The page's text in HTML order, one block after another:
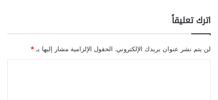
اترك تعليقاً
لن يتم نشر عنوان بريدك الإلكتروني. الحقول الإلزامية مشار إليها بـ*